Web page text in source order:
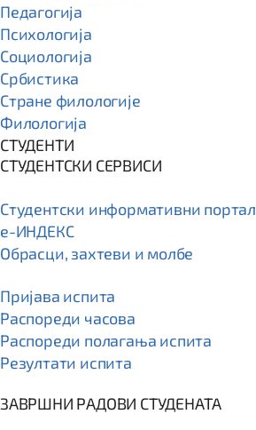
Педагогија
Психологија
Социологија
Србистика
Стране филологије
Филологија
СТУДЕНТИ
СТУДЕНТСКИ СЕРВИСИ
Студентски информативни портал
e-ИНДЕКС
Обрасци, захтеви и молбе
Пријава испита
Распореди часова
Распореди полагања испита
Резултати испита
ЗАВРШНИ РАДОВИ СТУДЕНАТА